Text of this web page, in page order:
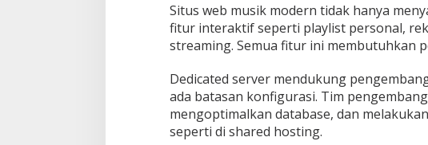
Situs web musik modern tidak hanya
fitur interaktif seperti playlist personal,
streaming. Semua fitur ini membutuhkan
Dedicated server mendukung
ada batasan konfigurasi. Tim
mengoptimalkan database, dan
seperti di shared hosting.